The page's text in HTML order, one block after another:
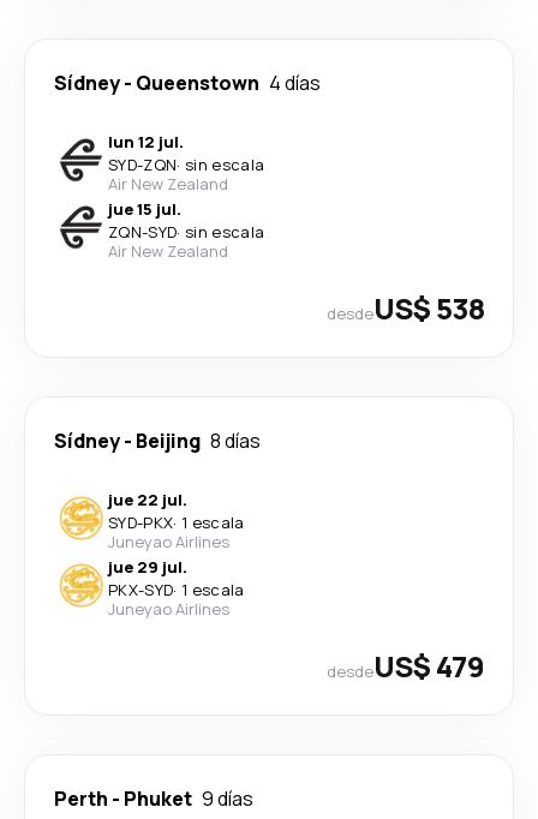
Sídney- Queenstown 4 días
lun 12 jul.
SYD-ZQN· sin escala
Air New Zealand
jue 15 jul.
ZQN-SYD· sin escala
Air New Zealand
desdeUS$ 538
Sídney- Beijing 8 días
jue 22 jul.
SYD-PKX· 1 escala
Juneyao Airlines
jue 29 jul.
PKX-SYD· 1 escala
Juneyao Airlines
desdeUS$ 479
Perth - Phuket 9 días